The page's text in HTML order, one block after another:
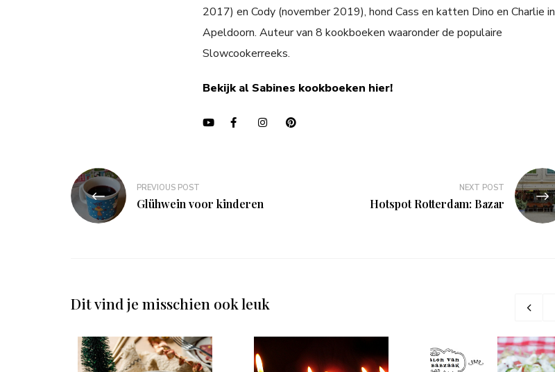
2017) en Cody (november 2019), hond Cass en katten Dino en Charlie in
Apeldoorn. Auteur van 8 kookboeken waaronder de populaire
Slowcookerreeks.
Bekijk al Sabines kookboeken hier!
Bericht
navigatie
PREVIOUS POST
Glühwein voor kinderen
NEXT POST
Hotspot Rotterdam: Bazar
Dit vind je misschien ook leuk